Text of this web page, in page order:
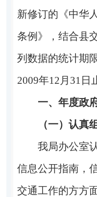
新修订的《中华
条例》，结合县
列数据的统计期
2009年12月31日
一、年度政
（一）认真
我局办公室
信息公开指南，
交通工作的方方